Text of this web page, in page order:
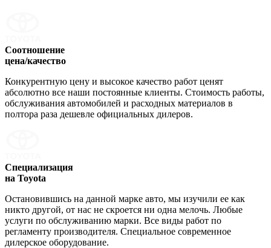
Соотношение
цена/качество
Конкурентную цену и высокое качество работ ценят
абсолютно все наши постоянные клиенты. Стоимость работы,
обслуживания автомобилей и расходных материалов в
полтора раза дешевле официальных дилеров.
Специализация
на Toyota
Остановившись на данной марке авто, мы изучили ее как
никто другой, от нас не скроется ни одна мелочь. Любые
услуги по обслуживанию марки. Все виды работ по
регламенту производителя. Специальное современное
дилерское оборудование.